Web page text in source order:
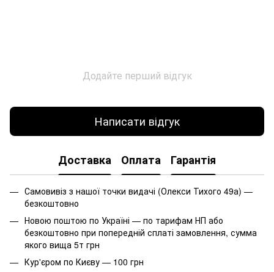
Додайте перший відгук
Написати відгук
Доставка Оплата Гарантія
Самовивіз з нашої точки видачі (Олекси Тихого 49а) —
безкоштовно
Новою поштою по Україні — по тарифам НП або
безкоштовно при попередній сплаті замовлення, сумма
якого вища 5т грн
Кур'єром по Києву — 100 грн